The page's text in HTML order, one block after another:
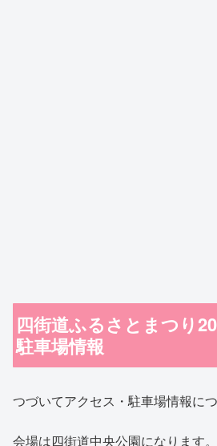
四街道ふるさとまつり
駐車場情報
つづいてアクセス・駐車場情報に
会場は四街道中央公園になります。